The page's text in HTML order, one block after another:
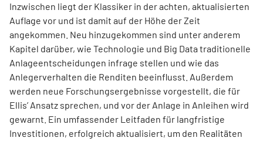
Inzwischen liegt der Klassiker in der achten, aktualisierten
Auflage vor und ist damit auf der Höhe der Zeit
angekommen. Neu hinzugekommen sind unter anderem
Kapitel darüber, wie Technologie und Big Data traditionelle
Anlageentscheidungen infrage stellen und wie das
Anlegerverhalten die Renditen beeinflusst. Außerdem
werden neue Forschungsergebnisse vorgestellt, die für
Ellis’ Ansatz sprechen, und vor der Anlage in Anleihen wird
gewarnt. Ein umfassender Leitfaden für langfristige
Investitionen, erfolgreich aktualisiert, um den Realitäten